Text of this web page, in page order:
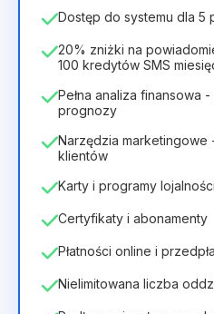
40zł28zł miesiąc
336zł za 12 Months
Dostęp do systemu dla 5
20% zniżki na
100 kredytów SMS
Pełna analiza finansowa
prognozy
Narzędzia marketingowe
klientów
Karty i programy
Certyfikaty i abonamenty
Płatności online i
Nielimitowana liczba